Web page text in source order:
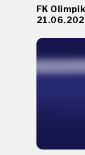
FK